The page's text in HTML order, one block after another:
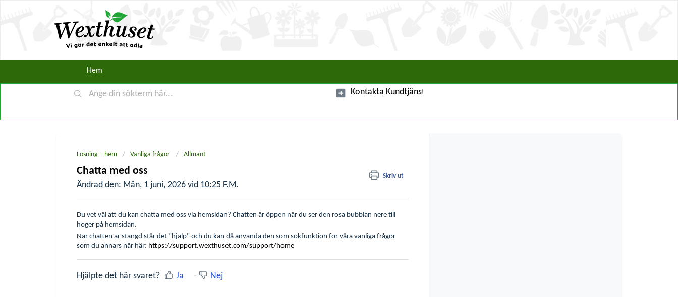
Lösning – hem Vanliga frågor Allmänt
Chatta med oss Skriv ut
Ändrad den: Mån, 1 juni, 2026 vid 10:25 F.M.
Du vet väl att du kan chatta med oss via hemsidan? Chatten är öppen när du ser den rosa bubblan nere till
höger på hemsidan.
När chatten är stängd står det "hjälp" och du kan då använda den som sökfunktion för våra vanliga frågor
som du annars når här: https://support.wexthuset.com/support/home
Hjälpte det här svaret? Ja Nej